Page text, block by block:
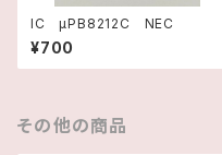
IC μPB8212C NEC
¥700
その他の商品